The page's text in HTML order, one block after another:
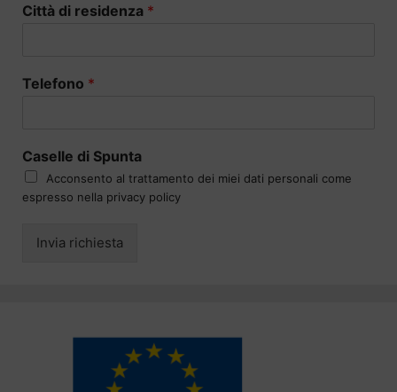
Città di residenza *
Telefono *
Caselle di Spunta
Acconsento al trattamento dei miei dati personali come
espresso nella privacy policy
Invia richiesta